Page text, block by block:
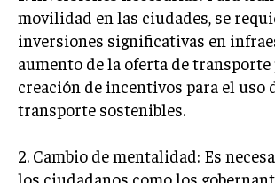
movilidad en las ciudades, se
inversiones significativas en
aumento de la oferta de
creación de incentivos para el uso
transporte sostenibles.
2. Cambio de mentalidad: Es
los ciudadanos como los